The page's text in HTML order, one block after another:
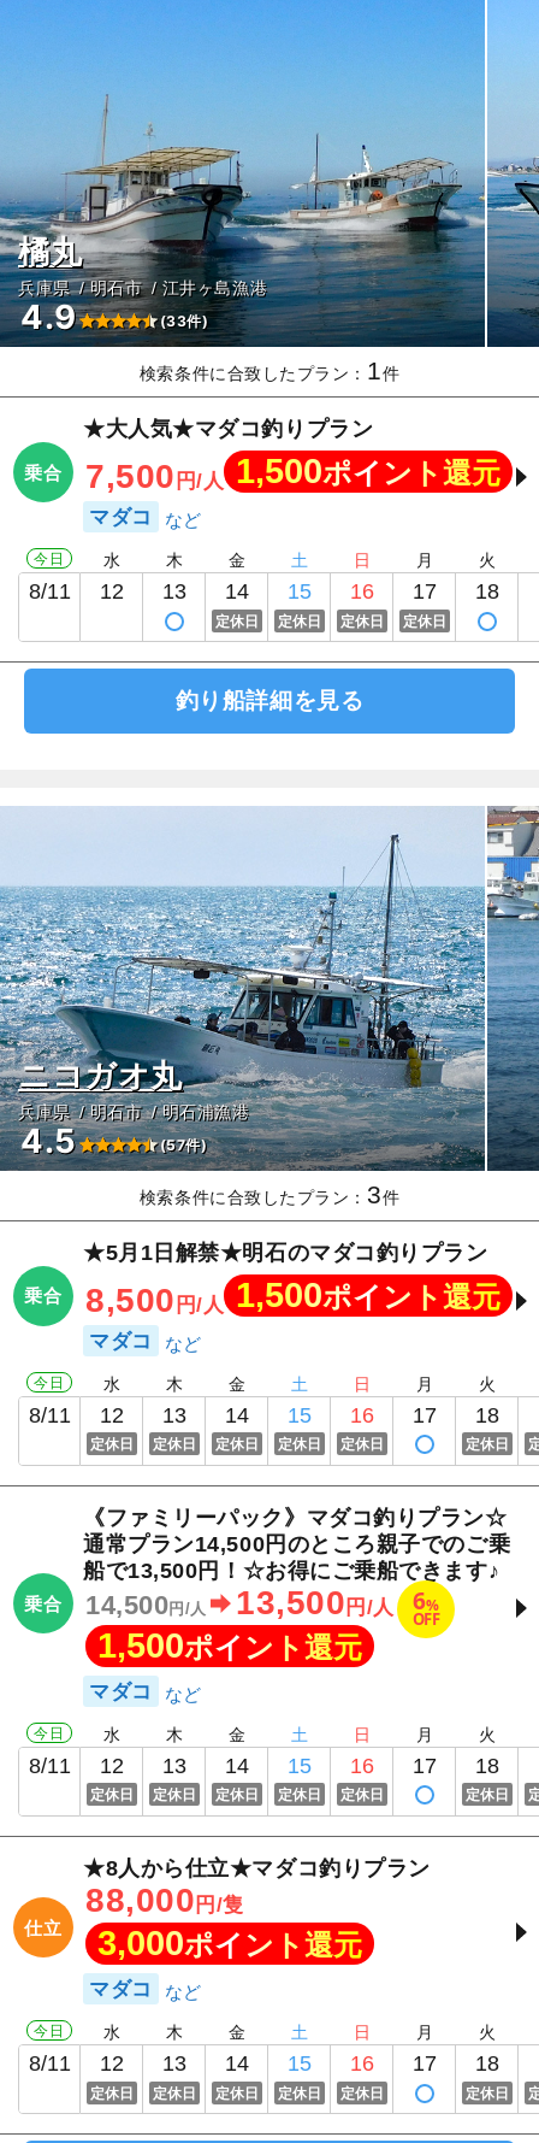
橘丸
兵庫県 明石市 江井ヶ島漁港
4.9 (33件)
検索条件に合致したプラン： 1件
乗合
★大人気★マダコ釣りプラン
7,500 円/人 1,500ポイント還元
マダコ
今日
8/11
水
12
木
13
金
14
定休日
土
15
定休日
日
16
定休日
月
17
定休日
火
18
釣り船詳細を見る
ニコガオ丸
兵庫県 明石市 明石浦漁港
4.5 (57件)
検索条件に合致したプラン： 3件
乗合
★5月1日解禁★明石のマダコ釣りプラン
8,500 円/人 1,500ポイント還元
マダコ
今日
8/11
水
12
定休日
木
13
定休日
金
14
定休日
土
15
定休日
日
16
定休日
月
17
火
18
定休日
乗合
《ファミリーパック》マダコ釣りプラン☆
通常プラン14,500円のところ親子でのご乗
船で13,500円！☆お得にご乗船できます♪
14,500 円/人 13,500 円/人 6%
OFF
1,500ポイント還元
マダコ
今日
8/11
水
12
定休日
木
13
定休日
金
14
定休日
土
15
定休日
日
16
定休日
月
17
火
18
定休日
仕立
★8人から仕立★マダコ釣りプラン
88,000 円/隻
3,000ポイント還元
マダコ
今日
8/11
水
12
定休日
木
13
定休日
金
14
定休日
土
15
定休日
日
16
定休日
月
17
火
18
定休日